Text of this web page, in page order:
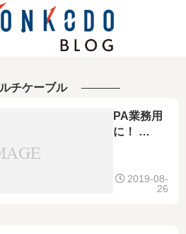
チケーブル
PA業務用
に！
29322019-08-
26